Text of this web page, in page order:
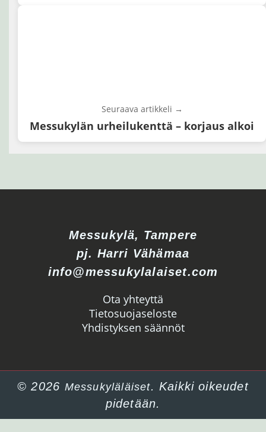
Seuraava artikkeli →
Messukylän urheilukenttä – korjaus alkoi
Messukylä, Tampere
pj. Harri Vähämaa
info@messukylalaiset.com
Ota yhteyttä
Tietosuojaseloste
Yhdistyksen säännöt
© 2026 Messukyläläiset. Kaikki oikeudet
pidetään.